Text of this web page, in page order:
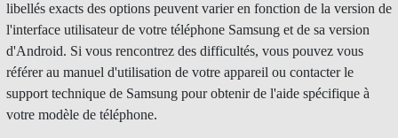
libellés exacts des options peuvent varier en fonction de la version de
l'interface utilisateur de votre téléphone Samsung et de sa version
d'Android. Si vous rencontrez des difficultés, vous pouvez vous
référer au manuel d'utilisation de votre appareil ou contacter le
support technique de Samsung pour obtenir de l'aide spécifique à
votre modèle de téléphone.